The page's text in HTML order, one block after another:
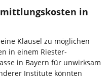
in
Klausel zu möglichen
in einem Riester-
in Bayern für unwirksam
Institute könnten